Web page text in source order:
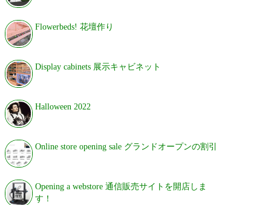
Flowerbeds! 花壇作り
Display cabinets 展示キャビネット
Halloween 2022
Online store opening sale グランドオープンの割引
Opening a webstore 通信販売サイトを開店しま
す！